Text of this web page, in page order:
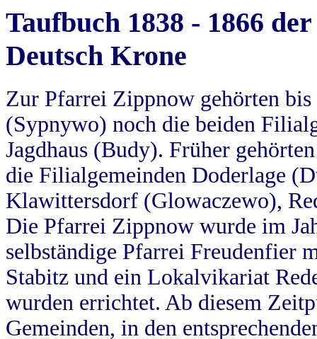
Taufbuch 1838 - 1866
Deutsch Krone
Zur Pfarrei Zippnow gehörten
(Sypnywo) noch die beiden
Jagdhaus (Budy). Früher
die Filialgemeinden Doderlage
Klawittersdorf (Glowaczewo),
Die Pfarrei Zippnow wurde im
selbständige Pfarrei Freudenfier
Stabitz und ein Lokalvikariat
wurden errichtet. Ab diesem
Gemeinden, in den